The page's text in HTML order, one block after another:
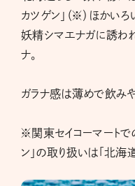
カツゲン」（※）ほかい
妖精シマエナガに誘わ
ナ。
ガラナ感は薄めで飲み
※関東セイコーマートでの
ン」の取り扱いは「北海